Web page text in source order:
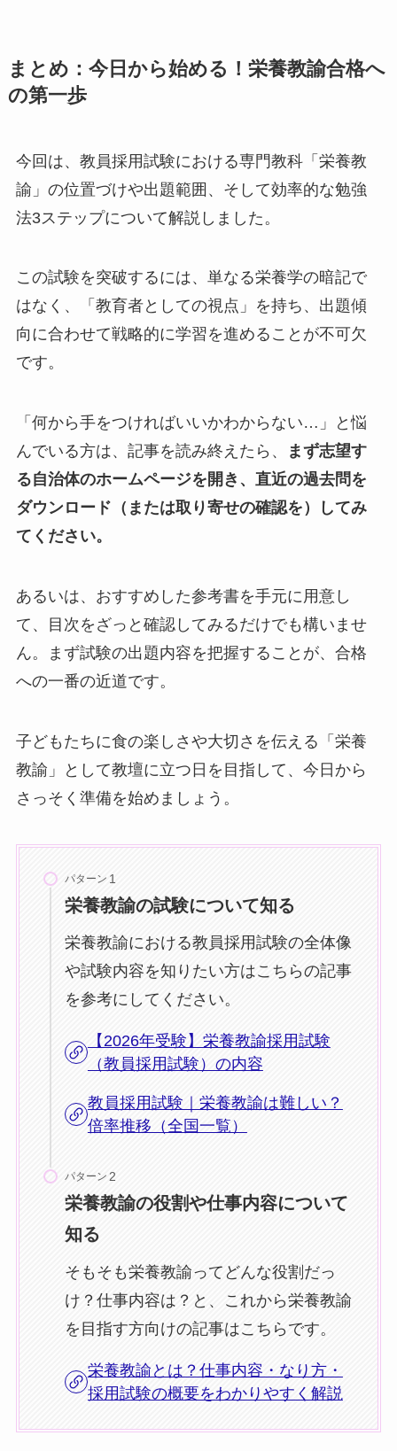
まとめ：今日から始める！栄養教諭合格へ
の第一歩
今回は、教員採用試験における専門教科「栄養教
諭」の位置づけや出題範囲、そして効率的な勉強
法3ステップについて解説しました。
この試験を突破するには、単なる栄養学の暗記で
はなく、「教育者としての視点」を持ち、出題傾
向に合わせて戦略的に学習を進めることが不可欠
です。
「何から手をつければいいかわからない…」と悩
んでいる方は、記事を読み終えたら、
まず志望す
る自治体のホームページを開き、直近の過去問を
ダウンロード（または取り寄せの確認を）してみ
てください。
あるいは、おすすめした参考書を手元に用意し
て、目次をざっと確認してみるだけでも構いませ
ん。まず試験の出題内容を把握することが、合格
への一番の近道です。
子どもたちに食の楽しさや大切さを伝える「栄養
教諭」として教壇に立つ日を目指して、今日から
さっそく準備を始めましょう。
パターン
栄養教諭の試験について知る
栄養教諭における教員採用試験の全体像
や試験内容を知りたい方はこちらの記事
を参考にしてください。
【2026年受験】栄養教諭採用試験
（教員採用試験）の内容
教員採用試験｜栄養教諭は難しい？
倍率推移（全国一覧）
パターン
栄養教諭の役割や仕事内容について
知る
そもそも栄養教諭ってどんな役割だっ
け？仕事内容は？と、これから栄養教諭
を目指す方向けの記事はこちらです。
栄養教諭とは？仕事内容・なり方・
採用試験の概要をわかりやすく解説